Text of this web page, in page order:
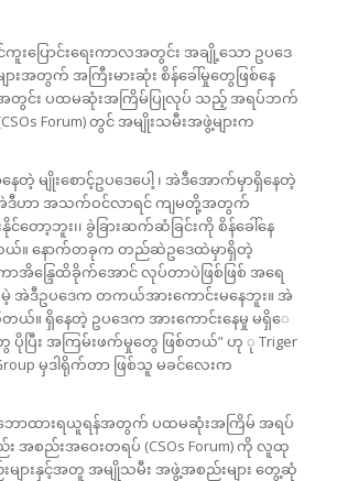
းပြောင်းရေးကာလအတွင်း အချို့သော ဥပဒေ
ျားအတွက် အကြီးမားဆုံး စိန်ခေါ်မှုတွေဖြစ်နေ
ြို့အတွင်း ပထမဆုံးအကြိမ်ပြုလုပ် သည့် အရပ်ဘက်
Forum) တွင် အမျိုးသမီးအဖွဲ့များက
တဲ့ မျိုးစောင့်ဥပဒေပေါ့ ၊ အဲဒီအောက်မှာရှိနေတဲ့
၊ အဲဒီဟာ အသက်ဝင်လာရင် ကျမတို့အတွက်
ော့ဘူး၊၊ ခွဲခြားဆက်ဆံခြင်းကို စိန်ခေါ်နေ
။ နောက်တခုက တည်ဆဲဥဒေထဲမှာရှိတဲ့
အိန္ဒြေထိခိုက်အောင် လုပ်တာပဲဖြစ်ဖြစ် အရေ
အဲဒီဥပဒေက တကယ်အားကောင်းမနေဘူး။ အဲ
လိုတယ်။ ရှိနေတဲ့ ဥပဒေက အားကောင်းနေမှု မရှိေ
ပိုပြီး အကြမ်းဖက်မှုတွေ ဖြစ်တယ်” ဟု ု Triger
မှဒါရိုက်တာ ဖြစ်သူ မခင်လေးက
ာထားရယူရန်အတွက် ပထမဆုံးအကြိမ် အရပ်
စည်းအဝေးတရပ် (CSOs Forum) ကို လူထု
များနှင့်အတူ အမျိုသမီး အဖွဲ့အစည်းများ တွေ့ဆုံ